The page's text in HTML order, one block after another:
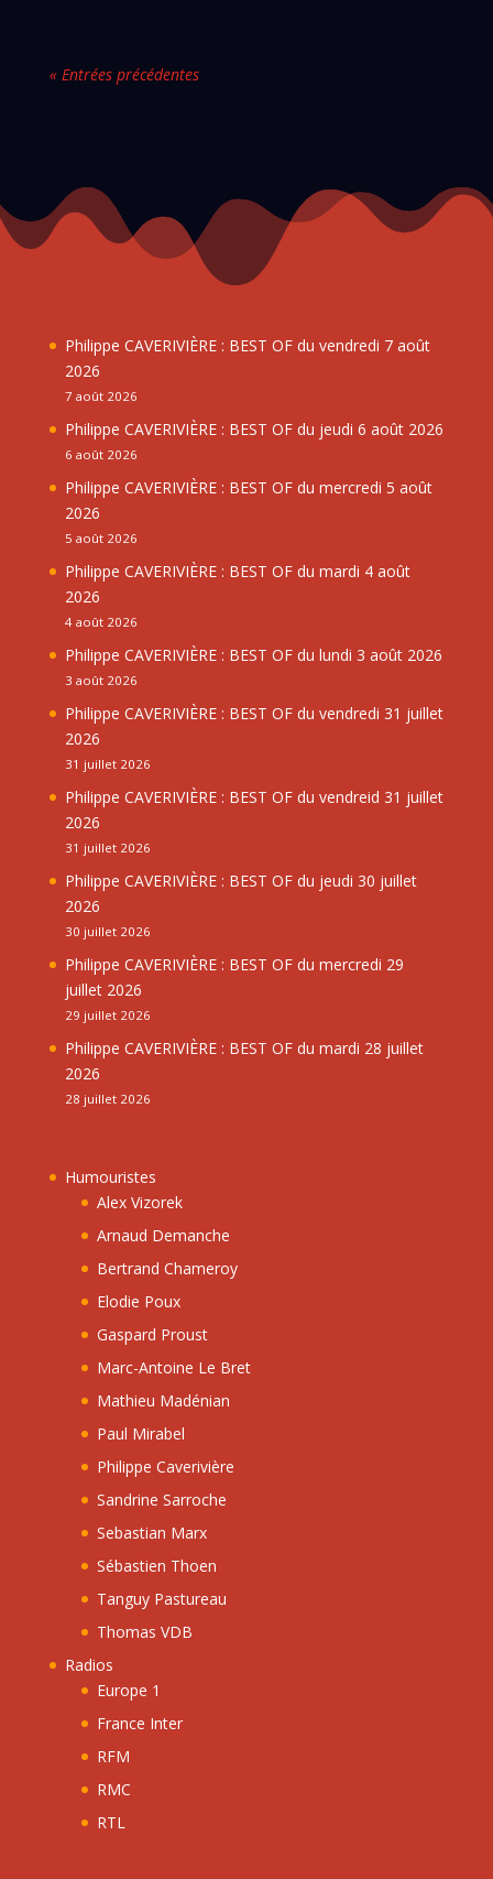
« Entrées précédentes
Philippe CAVERIVIÈRE : BEST OF du vendredi 7 août
2026
7 août 2026
Philippe CAVERIVIÈRE : BEST OF du jeudi 6 août 2026
6 août 2026
Philippe CAVERIVIÈRE : BEST OF du mercredi 5 août
2026
5 août 2026
Philippe CAVERIVIÈRE : BEST OF du mardi 4 août
2026
4 août 2026
Philippe CAVERIVIÈRE : BEST OF du lundi 3 août 2026
3 août 2026
Philippe CAVERIVIÈRE : BEST OF du vendredi 31 juillet
2026
31 juillet 2026
Philippe CAVERIVIÈRE : BEST OF du vendreid 31 juillet
2026
31 juillet 2026
Philippe CAVERIVIÈRE : BEST OF du jeudi 30 juillet
2026
30 juillet 2026
Philippe CAVERIVIÈRE : BEST OF du mercredi 29
juillet 2026
29 juillet 2026
Philippe CAVERIVIÈRE : BEST OF du mardi 28 juillet
2026
28 juillet 2026
Humouristes
Alex Vizorek
Arnaud Demanche
Bertrand Chameroy
Elodie Poux
Gaspard Proust
Marc-Antoine Le Bret
Mathieu Madénian
Paul Mirabel
Philippe Caverivière
Sandrine Sarroche
Sebastian Marx
Sébastien Thoen
Tanguy Pastureau
Thomas VDB
Radios
Europe 1
France Inter
RFM
RMC
RTL